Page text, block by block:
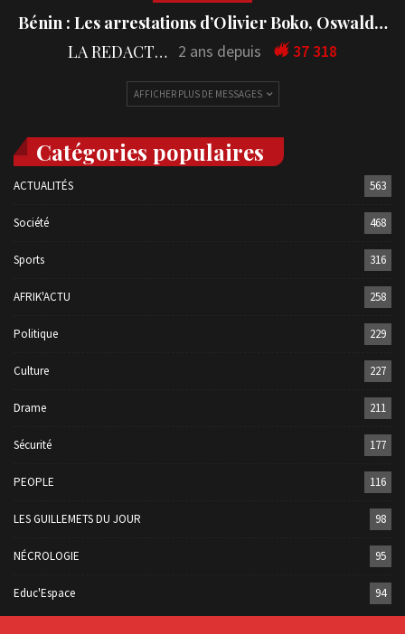
Bénin : Les arrestations d’Olivier Boko, Oswald…
LA REDACTION 2 ans depuis 37 318
AFFICHER PLUS DE MESSAGES
Catégories populaires
ACTUALITÉS 563
Société 468
Sports 316
AFRIK'ACTU 258
Politique 229
Culture 227
Drame 211
Sécurité 177
PEOPLE 116
LES GUILLEMETS DU JOUR 98
NÉCROLOGIE 95
Educ'Espace 94